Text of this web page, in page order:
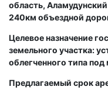
область,
240км объездной
Целевое назначение
земельного участка:
облегченного типа под
Предлагаемый срок